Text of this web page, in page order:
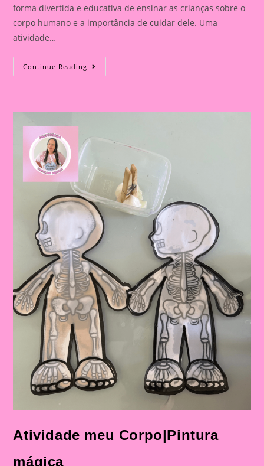
forma divertida e educativa de ensinar as crianças sobre o
corpo humano e a importância de cuidar dele. Uma
atividade…
Continue Reading Atividades
Com
Tema
Infantil:
Papel
Amassado
Atividade meu Corpo|Pintura
mágica